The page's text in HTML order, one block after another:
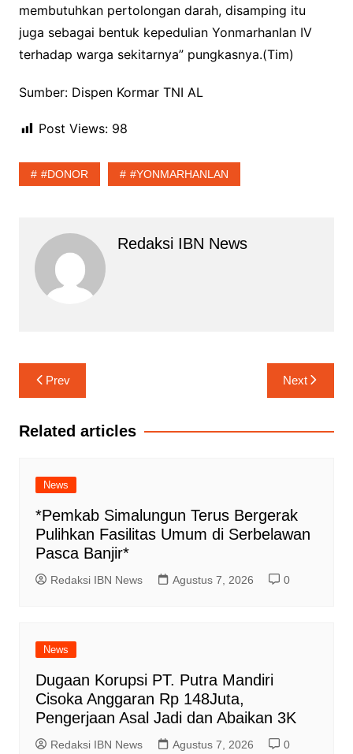
membutuhkan pertolongan darah, disamping itu
juga sebagai bentuk kepedulian Yonmarhanlan IV
terhadap warga sekitarnya” pungkasnya.(Tim)
Sumber: Dispen Kormar TNI AL
Post Views: 98
#DONOR #YONMARHANLAN
Redaksi IBN News
Navigasi
pos
Prev Next
Related articles
News
*Pemkab Simalungun Terus Bergerak
Pulihkan Fasilitas Umum di Serbelawan
Pasca Banjir*
Redaksi IBN News Agustus 7, 2026 0
News
Dugaan Korupsi PT. Putra Mandiri
Cisoka Anggaran Rp 148Juta,
Pengerjaan Asal Jadi dan Abaikan 3K
Redaksi IBN News Agustus 7, 2026 0